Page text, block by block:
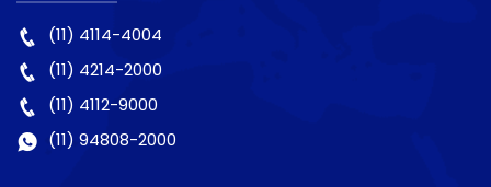
(11) 4114-4004
(11) 4214-2000
(11) 4112-9000
(11) 94808-2000